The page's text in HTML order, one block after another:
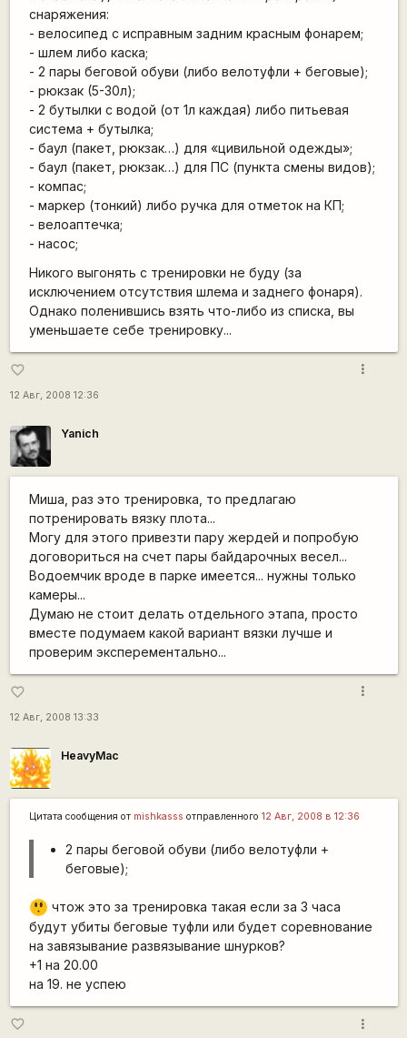
снаряжения:
- велосипед с исправным задним красным фонарем;
- шлем либо каска;
- 2 пары беговой обуви (либо велотуфли + беговые);
- рюкзак (5-30л);
- 2 бутылки с водой (от 1л каждая) либо питьевая
система + бутылка;
- баул (пакет, рюкзак…) для «цивильной одежды»;
- баул (пакет, рюкзак…) для ПС (пункта смены видов);
- компас;
- маркер (тонкий) либо ручка для отметок на КП;
- велоаптечка;
- насос;
Никого выгонять с тренировки не буду (за
исключением отсутствия шлема и заднего фонаря).
Однако поленившись взять что-либо из списка, вы
уменьшаете себе тренировку...
favorite_border
12 Авг, 2008 12:36
more_vert
Yanich
Миша, раз это тренировка, то предлагаю
потренировать вязку плота...
Могу для этого привезти пару жердей и попробую
договориться на счет пары байдарочных весел...
Водоемчик вроде в парке имеется... нужны только
камеры...
Думаю не стоит делать отдельного этапа, просто
вместе подумаем какой вариант вязки лучше и
проверим эксперементально...
favorite_border
12 Авг, 2008 13:33
more_vert
HeavyMac
Цитата сообщения от mishkasss отправленного 12 Авг, 2008 в 12:36
2 пары беговой обуви (либо велотуфли +
беговые);
=8
O
чтож это за тренировка такая если за 3 часа
будут убиты беговые туфли или будет соревнование
на завязывание развязывание шнурков?
+1 на 20.00
на 19. не успею
favorite_border more_vert